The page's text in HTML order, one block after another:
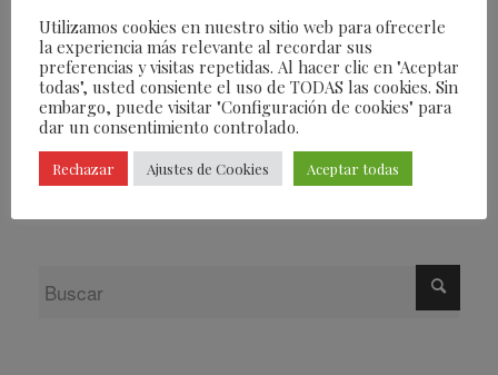
Utilizamos cookies en nuestro sitio web para ofrecerle
la experiencia más relevante al recordar sus
preferencias y visitas repetidas. Al hacer clic en "Aceptar
todas", usted consiente el uso de TODAS las cookies. Sin
embargo, puede visitar "Configuración de cookies" para
dar un consentimiento controlado.
Rechazar Ajustes de Cookies Aceptar todas